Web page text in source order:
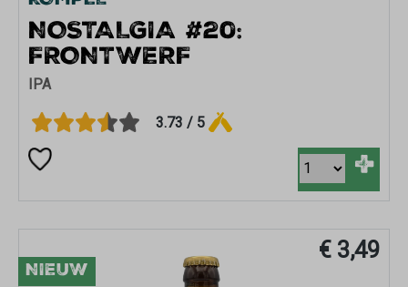
NOSTALGIA #20:
FRONTWERF
IPA
3.73 / 5
+
NIEUW
€ 3,49